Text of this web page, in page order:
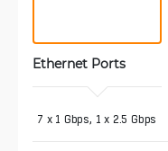
Ethernet Ports
7 x 1 Gbps, 1 x 2.5 Gbps